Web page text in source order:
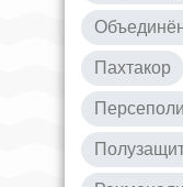
Пахтакор